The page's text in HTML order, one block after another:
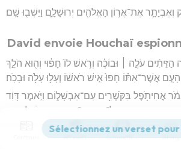
וְאֶבְיָתָ֛ר אֶת־אֲר֥וֹן הָאֱלֹהִ֖ים יְרוּשָׁלִָ֑ם וַיֵּשְׁב֖וּ שָֽׁם׃
David envoie Houchaï
הַזֵּיתִ֜ים עֹלֶ֣ה ׀ וּבוֹכֶ֗ה וְרֹ֥אשׁ לוֹ֙ חָפ֔וּי וְה֖וּא הֹלֵ֣ךְ
אֲשֶׁר־אִתּ֗וֹ חָפוּ֙ אִ֣ישׁ רֹאשׁ֔וֹ וְעָל֥וּ עָלֹ֖ה וּבָכֹֽה׃
אֲחִיתֹ֥פֶל בַּקֹּשְׁרִ֖ים עִם־אַבְשָׁל֑וֹם וַיֹּ֣אמֶר דָּוִ֔ד
סַכֶּל־נָ֛א אֶת־עֲצַ֥ת אֲחִיתֹ֖פֶל יְהוָֽה׃
אֲשֶֽׁר־יִשְׁתַּחֲוֶ֥ה שָׁ֖ם לֵאלֹהִ֑ים וְהִנֵּ֤ה לִקְרָאתוֹ֙
Versions Commentaires Strong